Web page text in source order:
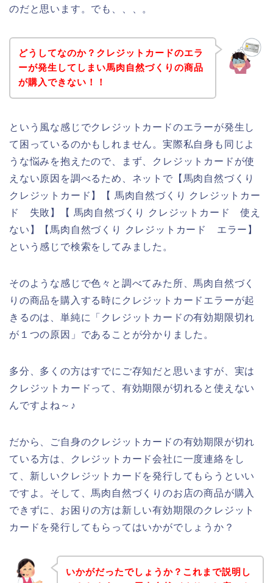
のだと思います。でも、、、。
どうしてなのか？クレジットカードのエラ
ーが発生してしまい馬肉自然づくりの商品
が購入できない！！
という風な感じでクレジットカードのエラーが発生し
て困っているのかもしれません。実際私自身も同じよ
うな悩みを抱えたので、まず、クレジットカードが使
えない原因を調べるため、ネットで【馬肉自然づくり
クレジットカード】【 馬肉自然づくり クレジットカー
ド 失敗】【 馬肉自然づくり クレジットカード 使え
ない】【馬肉自然づくり クレジットカード エラー】
という感じで検索をしてみました。
そのような感じで色々と調べてみた所、馬肉自然づく
りの商品を購入する時にクレジットカードエラーが起
きるのは、単純に「クレジットカードの有効期限切れ
が１つの原因」であることが分かりました。
多分、多くの方はすでにご存知だと思いますが、実は
クレジットカードって、有効期限が切れると使えない
んですよね～♪
だから、ご自身のクレジットカードの有効期限が切れ
ている方は、クレジットカード会社に一度連絡をし
て、新しいクレジットカードを発行してもらうといい
ですよ。そして、馬肉自然づくりのお店の商品が購入
できずに、お困りの方は新しい有効期限のクレジット
カードを発行してもらってはいかがでしょうか？
いかがだったでしょうか？これまで説明し